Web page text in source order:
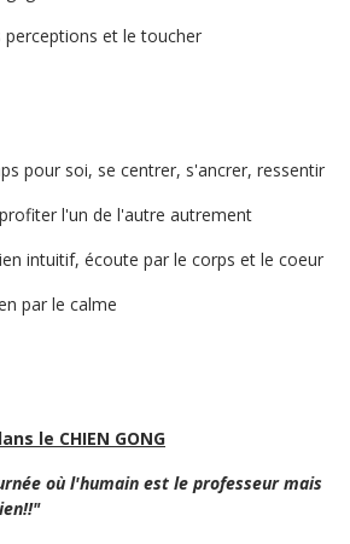
et le toucher
soi, se centrer, s'ancrer, ressentir
l'un de l'autre autrement
écoute par le corps et le coeur
le calme
le CHIEN GONG
où l'humain est le professeur mais